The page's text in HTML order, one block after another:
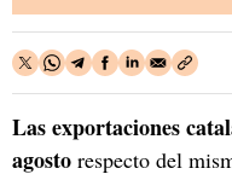
Las exportaciones
agosto respecto del